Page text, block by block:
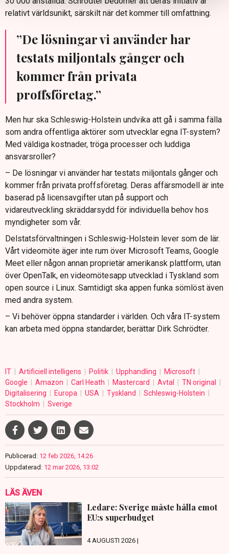
relativt världsunikt, särskilt när det kommer till omfattning.
”De lösningar vi använder har
testats miljontals gånger och
kommer från privata
proffsföretag.”
Men hur ska Schleswig-Holstein undvika att gå i samma fälla
som andra offentliga aktörer som utvecklar egna IT-system?
Med väldiga kostnader, tröga processer och luddiga
ansvarsroller?
– De lösningar vi använder har testats miljontals gånger och
kommer från privata proffsföretag. Deras affärsmodell är inte
baserad på licensavgifter utan på support och
vidareutveckling skräddarsydd för individuella behov hos
myndigheter som vår.
Delstatsförvaltningen i Schleswig-Holstein lever som de lär.
Vårt videomöte äger inte rum över Microsoft Teams, Google
Meet eller någon annan proprietär amerikansk plattform, utan
över OpenTalk, en videomötesapp utvecklad i Tyskland som
open source i Linux. Samtidigt ska appen funka sömlöst även
med andra system.
– Vi behöver öppna standarder i världen. Och våra IT-system
kan arbeta med öppna standarder, berättar Dirk Schrödter.
IT Artificiell intelligens Politik Upphandling
Microsoft
Google
Amazon Carl Heath Mastercard Avtal
TN original
Digitalisering
Europa USA Tyskland
Schleswig-Holstein
Stockholm
Sverige
Publicerad: 12 feb 2026, 14:26
Uppdaterad: 12 mar 2026, 13:02
LÄS ÄVEN
Ledare: Sverige måste hålla emot
EU:s superbudget
4 AUGUSTI 2026 |